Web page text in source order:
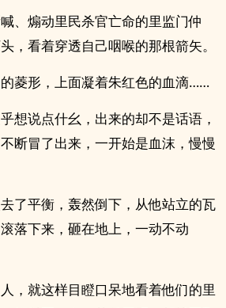
、煽动里民杀官亡命的里监门仲
，看着穿透自己咽喉的那根箭矢。
菱形，上面凝着朱红色的血滴……
想说点什幺，出来的却不是话语，
断冒了出来，一开始是血沫，慢慢
了平衡，轰然倒下，从他站立的瓦
落下来，砸在地上，一动不动
，就这样目瞪口呆地看着他们的里